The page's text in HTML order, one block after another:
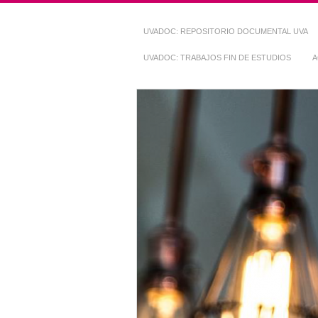
UVADOC: REPOSITORIO DOCUMENTAL UVA
UVADOC: TRABAJOS FIN DE ESTUDIOS
Repositorio
~ UVaDOC